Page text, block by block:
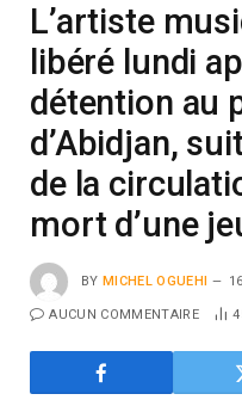
L’artiste
libéré lundi
détention au
d’Abidjan,
de la
mort d’une
BY MICHEL OGUEHI
AUCUN COMMENTAIRE